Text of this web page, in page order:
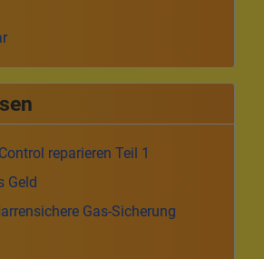
reparieren Teil 1
Geld
Gas-Sicherung